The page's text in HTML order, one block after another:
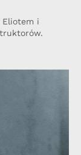
Eliotem i